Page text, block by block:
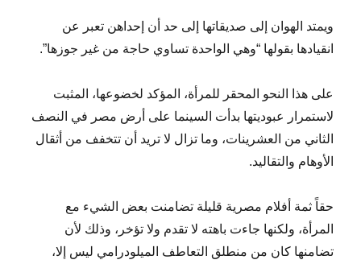
ويمتد الهوان إلى صديقاتها إلى حد أن إحداهن تعبر عن
انقيادها بقولها “وهي الواحدة تساوي حاجة من غير جوزها”.
على هذا النحو المحقر للمرأة، المؤكد لخضوعها، المثبت
لاستمرار عبوديتها بدأت السينما على أرض مصر في النصف
الثاني من العشرينات، وما تزال لا تريد أن تتخفف من أثقال
الأوهام والتقاليد.
حقاً ثمة أفلام مصرية قليلة تضامنت بعض الشيء مع
المرأة، ولكنها جاءت باهته لا تقدم ولا تؤخر، وذلك لأن
تضامنها كان من منطلق التعاطف الميلودرامي ليس إلا،